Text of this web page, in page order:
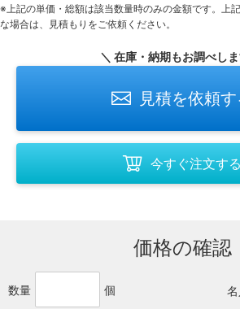
※上記の単価・総額は該当数量時のみの金額です。上
な場合は、見積もりをご依頼ください。
＼ 在庫・納期もお調べし
見積を依頼す
今すぐ注文する
価格の確認
数量 個